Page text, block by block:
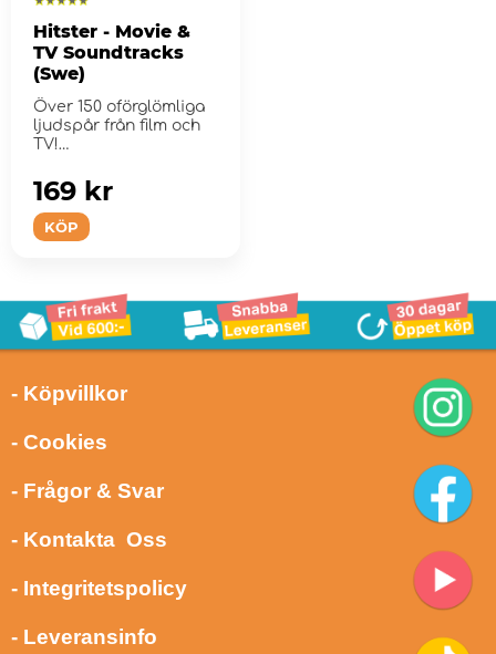
Hitster - Movie &
TV Soundtracks
(Swe)
Över 150 oförglömliga
ljudspår från film och
TV!
KÖP
169 kr
- Köpvillkor
- Cookies
- Frågor & Svar
- Kontakta Oss
- Integritetspolicy
- Leveransinfo